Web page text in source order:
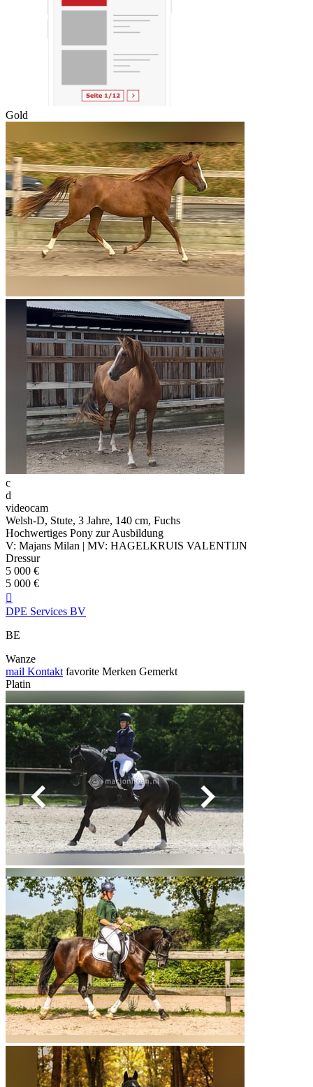
Gold
c
d
videocam
Welsh-D, Stute, 3 Jahre, 140 cm, Fuchs
Hochwertiges Pony zur Ausbildung
V: Majans Milan | MV: HAGELKRUIS VALENTIJN
Dressur
5 000 €
5 000 €

DPE Services BV
BE
Wanze
mail Kontakt favorite Merken Gemerkt
Platin